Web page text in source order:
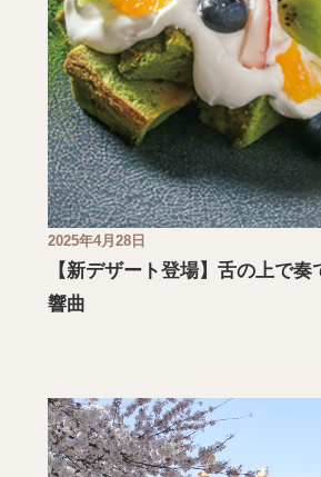
2025年4月28日
【新デザート登場】舌の上で
響曲